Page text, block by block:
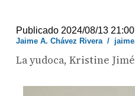
Publicado 2024/08/13
Jaime A. Chávez Rivera/
La yudoca, Kristine